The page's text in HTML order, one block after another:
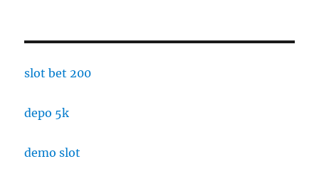
slot bet 200
depo 5k
demo slot